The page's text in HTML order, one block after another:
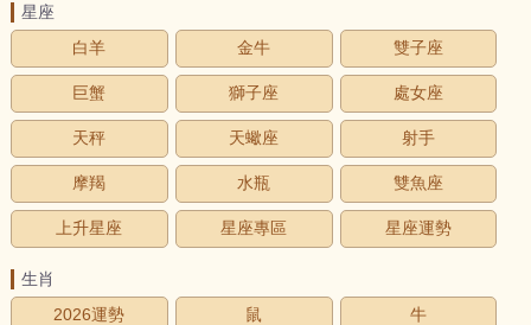
星座
白羊
金牛 雙子座
巨蟹 獅子座 處女座
天秤 天蠍座 射手
摩羯 水瓶 雙魚座
上升星座 星座專區 星座運勢
生肖
2026運勢
鼠 牛